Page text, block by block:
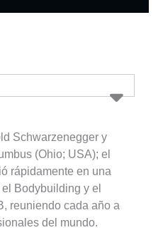
Schwarzenegger y
(Ohio; USA); el
rápidamente en una
Bodybuilding y el
reuniendo cada año a
del mundo.